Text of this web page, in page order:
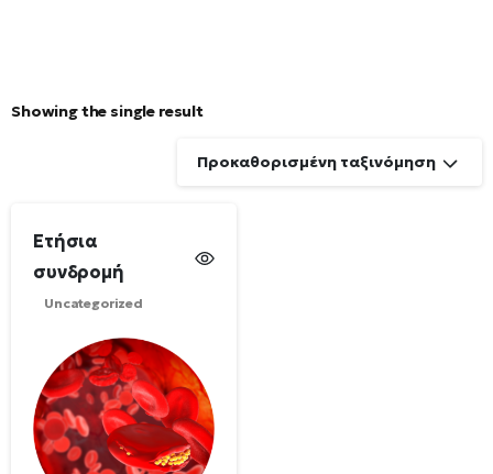
Showing the single result
Προκαθορισμένη ταξινόμηση
Ετήσια
συνδρομή
Uncategorized